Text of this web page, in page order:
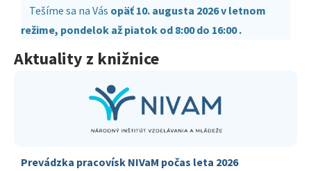
Tešíme sa na Vás opäť 10. augusta 2026 v letnom
režime, pondelok až piatok od 8:00 do 16:00 .
Aktuality z knižnice
Prevádzka pracovísk NIVaM počas leta 2026